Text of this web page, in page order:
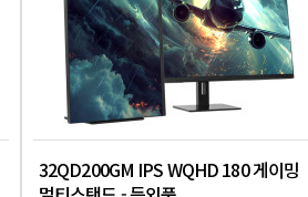
32QD200GM IPS WQHD 180 게이밍